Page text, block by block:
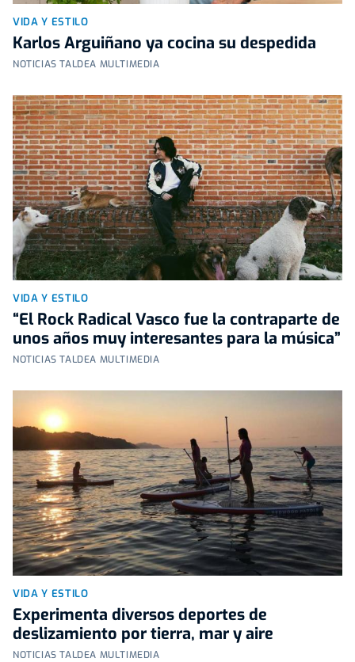
VIDA Y ESTILO
Karlos Arguiñano ya cocina su despedida
NOTICIAS TALDEA MULTIMEDIA
VIDA Y ESTILO
“El Rock Radical Vasco fue la contraparte de
unos años muy interesantes para la música”
NOTICIAS TALDEA MULTIMEDIA
VIDA Y ESTILO
Experimenta diversos deportes de
deslizamiento por tierra, mar y aire
NOTICIAS TALDEA MULTIMEDIA